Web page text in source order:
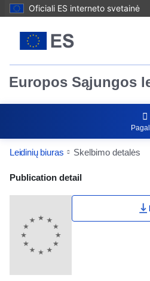
Oficiali ES interneto svetainė
Europos Sąjungos
Leidinių biuras Skelbimo detalės
Publication Detail
Publication detail